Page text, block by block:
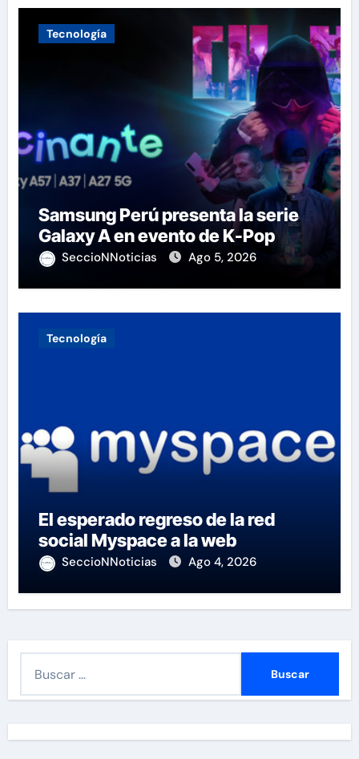
Tecnología
Samsung Perú presenta la serie
Galaxy A en evento de K-Pop
SeccioNNoticias Ago 5, 2026
Tecnología
El esperado regreso de la red
social Myspace a la web
SeccioNNoticias Ago 4, 2026